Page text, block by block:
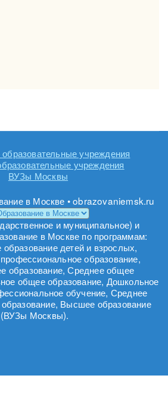
учреждения
учреждения
ВУЗы Москвы
в Москве • obrazovaniemsk.ru
и муниципальное) и
в Москве по программам:
детей и взрослых,
образование,
образование, Среднее общее
общее образование, Дошкольное
обучение, Среднее
Высшее образование
(ВУЗы Москвы).